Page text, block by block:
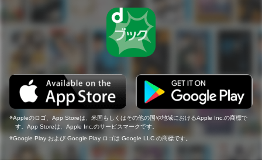
Appleのロゴ、App Storeは、米国もしくはその他の国や地域におけるApple Inc.の商標で
す。App Storeは、Apple Inc.のサービスマークです。
Google Play および Google Play ロゴは Google LLC の商標です。